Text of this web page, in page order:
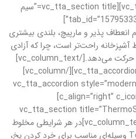
[/vc_column_text][/vc_tta_section][vc_tta_section title=”سیم
مارپیچی” tab_id=”1579533364403-faac695a-ed7c”]
انعطاف پذیر و مارپیچ، بلندی بیشتری
آشپزخانه راحت‌تر است، چرا که آزادی
عمل بیشتری به شما در حرکت می‌دهد.[/vc_column_text]
[/vc_tta_section][/vc_tta_accordion][/vc_column]
[/vc_row][vc_row][vc_column][vc_tta_accordion
c_align=”right” c_icon=”chevron” active_section=”1″]
[vc_tta_section
در هر شرایطی مخلوط
کن با شیشه TempSafe وسیله‌ای مناسب برای خرد کردن یخ،